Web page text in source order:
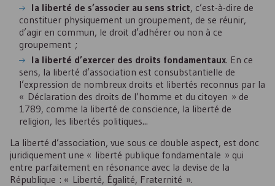
la liberté de s’associer au sens strict, c’est-à-dire de
constituer physiquement un groupement, de se réunir,
d’agir en commun, le droit d’adhérer ou non à ce
groupement ;
la liberté d’exercer des droits fondamentaux. En ce
sens, la liberté d’association est consubstantielle de
l’expression de nombreux droits et libertés reconnus par la
« Déclaration des droits de l’homme et du citoyen » de
1789, comme la liberté de conscience, la liberté de
religion, les libertés politiques...
La liberté d’association, vue sous ce double aspect, est donc
juridiquement une « liberté publique fondamentale » qui
entre parfaitement en résonance avec la devise de la
République : « Liberté, Égalité, Fraternité ».